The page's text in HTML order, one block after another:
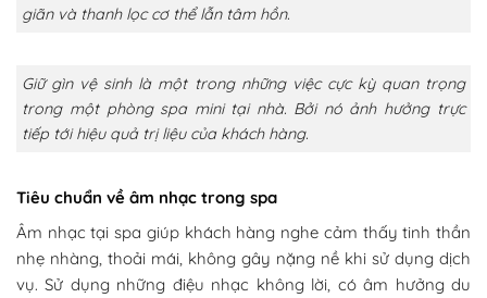
giãn và thanh lọc cơ thể lẫn tâm hồn.
Giữ gìn vệ sinh là một trong những việc cực kỳ quan trọng
trong một phòng spa mini tại nhà. Bởi nó ảnh hưởng trực
tiếp tới hiệu quả trị liệu của khách hàng.
Tiêu chuẩn về âm nhạc trong spa
Âm nhạc tại spa giúp khách hàng nghe cảm thấy tinh thần
nhẹ nhàng, thoải mái, không gây nặng nề khi sử dụng dịch
vụ. Sử dụng những điệu nhạc không lời, có âm hưởng du